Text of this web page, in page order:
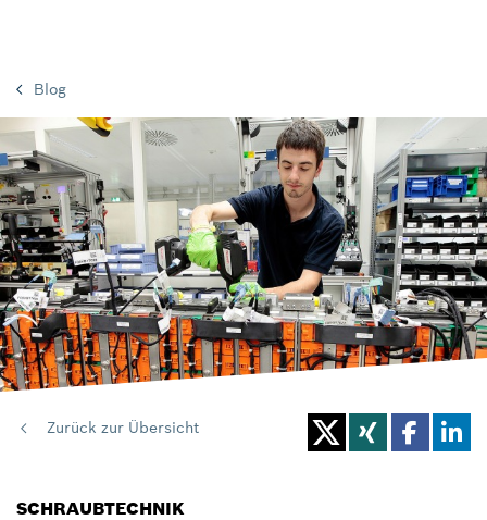
Blog
Zurück zur Übersicht
SCHRAUBTECHNIK